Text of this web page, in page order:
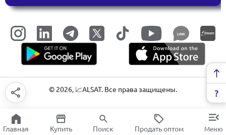
LINK
© 2026, 📈ALSAT. Все права защищены.
Главная Купить Поиск Продать оптом Меню